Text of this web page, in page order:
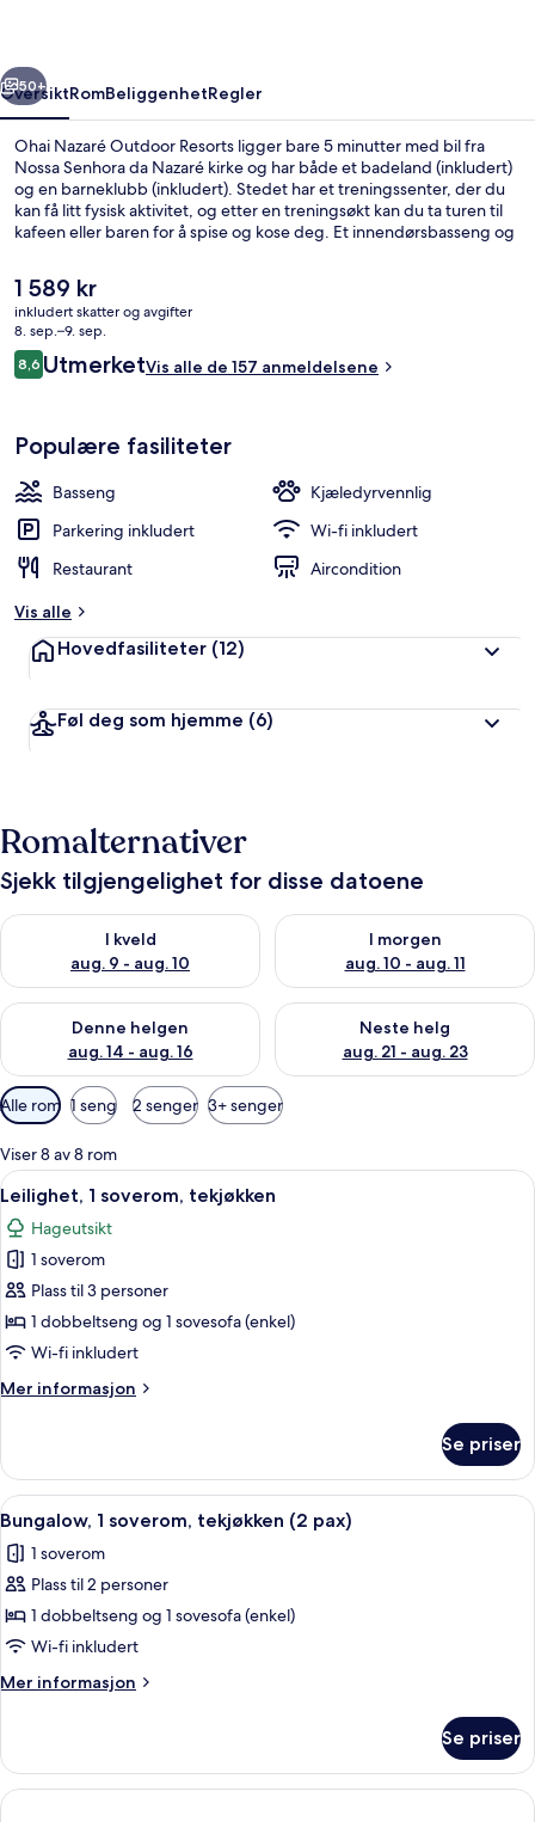
Neste
50+
OversiktRomBeliggenhetRegler
Ohai Nazaré Outdoor Resorts ligger bare 5 minutter med bil fra
Nossa Senhora da Nazaré kirke og har både et badeland (inkludert)
og en barneklubb (inkludert). Stedet har et treningssenter, der du
kan få litt fysisk aktivitet, og etter en treningsøkt kan du ta turen til
kafeen eller baren for å spise og kose deg. Et innendørsbasseng og
her, og overnattingsplassene har både regndusjhode og wi-fi
inkludert.
Den
nåværende
prisen
er
1 589 kr
1 589 kr
inkludert skatter og avgifter
8. sep.–9. sep.
Anmeldelser
8,68,6 av 10 –
UtmerketVis alle de 157 anmeldelsene
Populære fasiliteter
Basseng
Kjæledyrvennlig
Parkering inkludert
Wi-fi inkludert
Restaurant
Aircondition
Vis alle
Hovedfasiliteter (12)
Føl deg som hjemme (6)
Romalternativer
Sjekk tilgjengelighet for disse datoene
I kveld
aug. 9 - aug. 10
Sjekk tilgjengelighet for i kveld, aug. 9 - aug. 10
I morgen
aug. 10 - aug. 11
Sjekk tilgjengelighet for i
Denne helgen
aug. 14 - aug. 16
Sjekk tilgjengelighet for denne helgen, aug. 14 - aug. 16
Neste helg
aug. 21 - aug. 23
Sjekk tilgjengelighet for
Tilgjengelige
filtre
for
rom
Alle rom 1 seng 2 senger 3+ senger
Viser 8 av 8 rom
Åpne
alle
bildene
av
Leilighet,
1
soverom,
Leilighet, 1 soverom, tekjøkken | 1
5
Leilighet, 1 soverom, tekjøkken
Hageutsikt
1 soverom
Plass til 3 personer
1 dobbeltseng og 1 sovesofa (enkel)
Wi-fi inkludert
Mer informasjon
Mer
1
soverom,
tekjøkken
Se priser
Åpne
alle
bildene
av
Bungalow,
1
soverom,
tekjøkken
pax)
Bungalow, 1 soverom, tekjøkken (2
4
Bungalow, 1 soverom, tekjøkken (2 pax)
1 soverom
Plass til 2 personer
1 dobbeltseng og 1 sovesofa (enkel)
Wi-fi inkludert
Mer informasjon
Mer
1
soverom,
tekjøkken
Se priser